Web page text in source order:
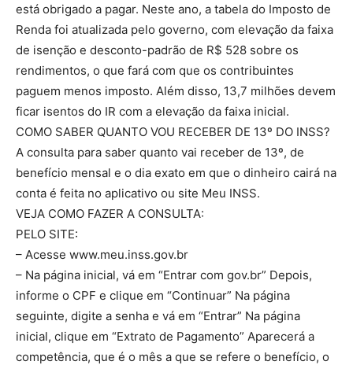
está obrigado a pagar. Neste ano, a tabela do Imposto de
Renda foi atualizada pelo governo, com elevação da faixa
de isenção e desconto-padrão de R$ 528 sobre os
rendimentos, o que fará com que os contribuintes
paguem menos imposto. Além disso, 13,7 milhões devem
ficar isentos do IR com a elevação da faixa inicial.
COMO SABER QUANTO VOU RECEBER DE 13º DO INSS?
A consulta para saber quanto vai receber de 13º, de
benefício mensal e o dia exato em que o dinheiro cairá na
conta é feita no aplicativo ou site Meu INSS.
VEJA COMO FAZER A CONSULTA:
PELO SITE:
– Acesse www.meu.inss.gov.br
– Na página inicial, vá em “Entrar com gov.br” Depois,
informe o CPF e clique em “Continuar” Na página
seguinte, digite a senha e vá em “Entrar” Na página
inicial, clique em “Extrato de Pagamento” Aparecerá a
competência, que é o mês a que se refere o benefício, o